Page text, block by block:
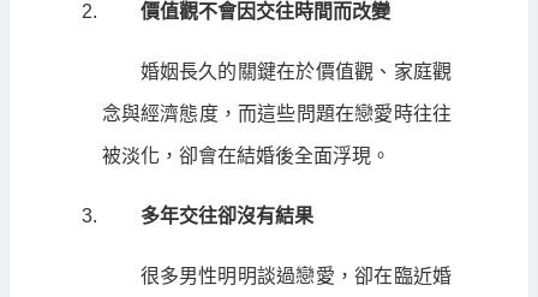
價值觀不會因交往時間而改變
婚姻長久的關鍵在於價值觀、家庭觀
念與經濟態度，而這些問題在戀愛時往往
被淡化，卻會在結婚後全面浮現。
多年交往卻沒有結果
很多男性明明談過戀愛，卻在臨近婚